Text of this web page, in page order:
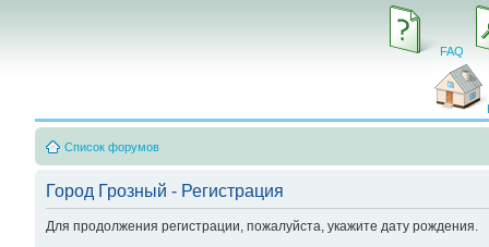
FAQ
Список форумов
Город Грозный - Регистрация
Для продолжения регистрации, пожалуйста, укажите дату рождения.